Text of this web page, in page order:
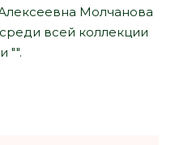
Молчанова
всей коллекции
"".